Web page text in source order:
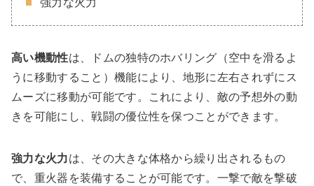
強力な火力
高い機動性は、ドムの独特のホバリング（空中を滑るよ
うに移動すること）機能により、地形に左右されずにス
ムーズに移動が可能です。これにより、敵の予想外の動
きを可能にし、戦闘の優位性を保つことができます。
強力な火力は、その大きな体格から繰り出されるもの
で、重火器を装備することが可能です。一撃で敵を撃破